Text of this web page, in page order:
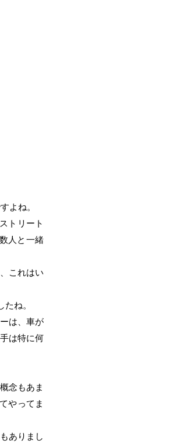
よね。
トリート
人と一緒
これはい
ね。
は、車が
は特に何
念もあま
やってま
ありまし